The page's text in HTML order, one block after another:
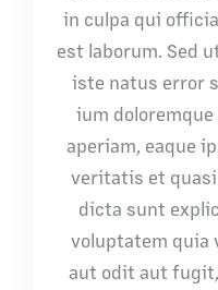
in culpa qui
est laborum. Sed
iste natus error
ium
aperiam, eaque
veritatis et
dicta sunt
voluptatem quia
aut odit aut